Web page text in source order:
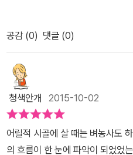
데 책을 통해서 자세히 알게되었
무럭무럭 자라서 노랗게 잘 익게되
다고 하네요.그 논가운데에 허수
렇게 키운 벼가 쌀이 되어서 우리
니그동안의 과정을 책을 통해서
움이 필요하구나를 느꼈어요.바람
이런 동물친구들도 정말로 꼭 필
기억하고 맛있게 남기지말고 먹
지는 한편, 논 생물들도 자연에
요즘에는 황새나 물뱀, 풍년새우
증명하듯, 환경이 많이 오염되어
되지 못하는 게 현실이다. 이 책
짓는 과정에 어떤 영향을 미치는
논 친구들의 먹고 먹히는 관계를
리가 쌀밥 한 그릇을 먹기까지 건
을 하는지 생각해 볼 수 있다. 책
공감 (0) 댓글 (0)
청색안개 2015-10-02
어릴적 시골에 살 때는 벼농사도
의 흐름이 한 눈에 파악이 되었었